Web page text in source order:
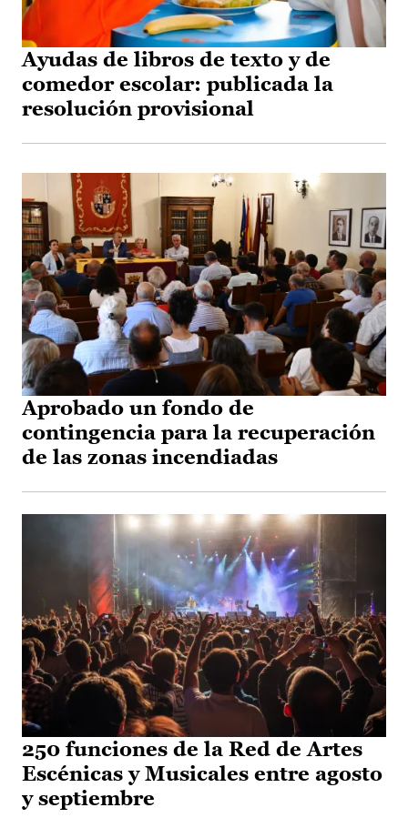
Ayudas de libros de texto y de
comedor escolar: publicada la
resolución provisional
Aprobado un fondo de
contingencia para la recuperación
de las zonas incendiadas
250 funciones de la Red de Artes
Escénicas y Musicales entre agosto
y septiembre